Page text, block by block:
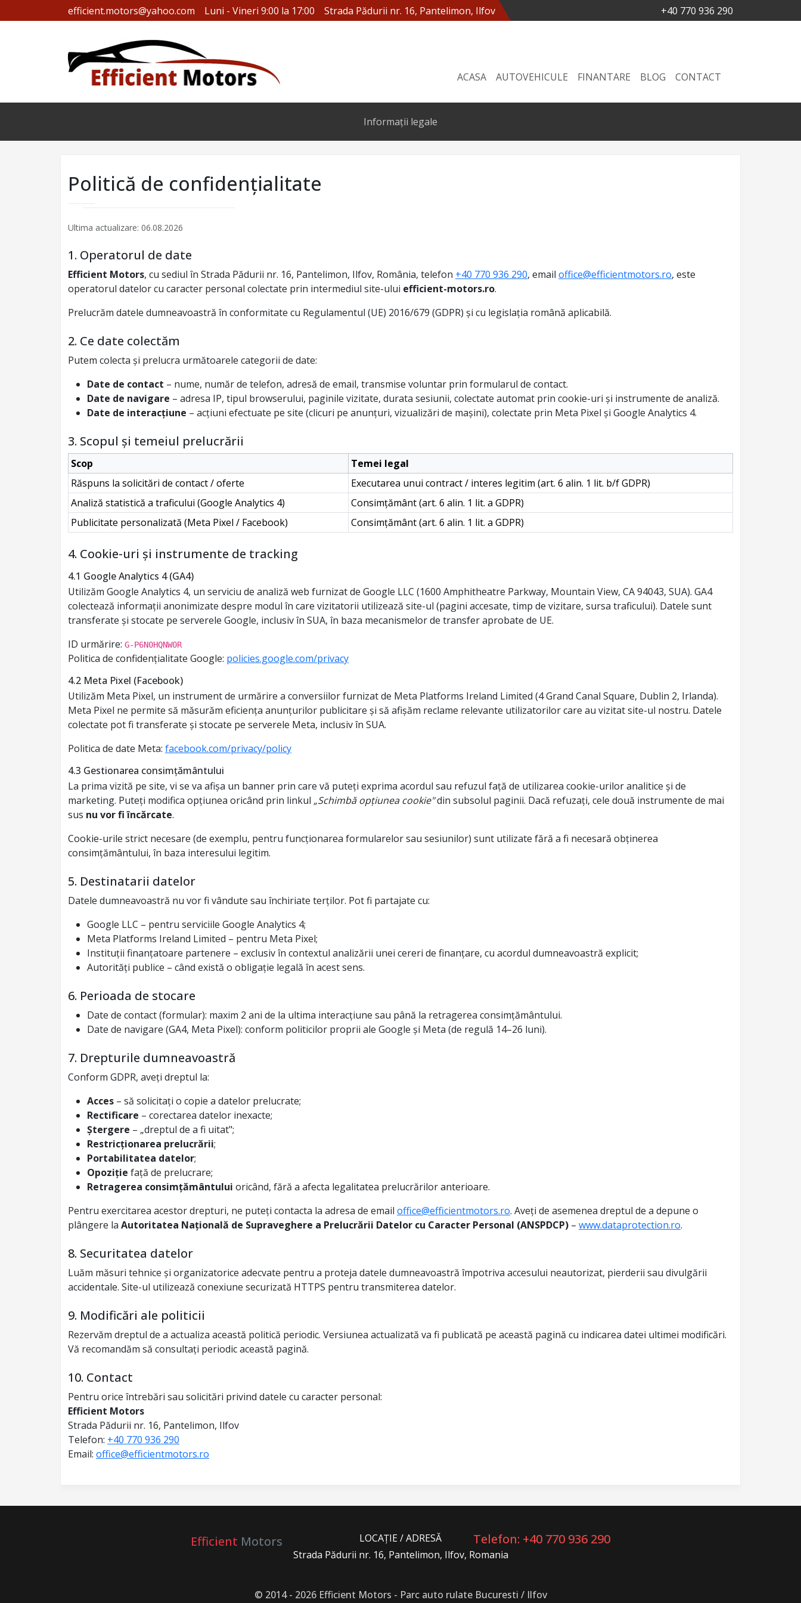
efficient.motors@yahoo.com Luni - Vineri 9:00 la 17:00 Strada Pădurii nr. 16, Pantelimon, Ilfov +40 770 936 290
ACASA AUTOVEHICULE FINANTARE BLOG CONTACT
Informații legale
Politică de confidențialitate
Ultima actualizare: 06.08.2026
1. Operatorul de date
Efficient Motors, cu sediul în Strada Pădurii nr. 16, Pantelimon, Ilfov, România, telefon +40 770 936 290, email office@efficientmotors.ro, este
operatorul datelor cu caracter personal colectate prin intermediul site-ului efficient-motors.ro.
Prelucrăm datele dumneavoastră în conformitate cu Regulamentul (UE) 2016/679 (GDPR) și cu legislația română aplicabilă.
2. Ce date colectăm
Putem colecta și prelucra următoarele categorii de date:
Date de contact – nume, număr de telefon, adresă de email, transmise voluntar prin formularul de contact.
Date de navigare – adresa IP, tipul browserului, paginile vizitate, durata sesiunii, colectate automat prin cookie-uri și instrumente de analiză.
Date de interacțiune – acțiuni efectuate pe site (clicuri pe anunțuri, vizualizări de mașini), colectate prin Meta Pixel și Google Analytics 4.
3. Scopul și temeiul prelucrării
Scop
Temei legal
Răspuns la solicitări de contact / oferte
Executarea unui contract / interes legitim (art. 6 alin. 1 lit. b/f GDPR)
Analiză statistică a traficului (Google Analytics 4)
Consimțământ (art. 6 alin. 1 lit. a GDPR)
Publicitate personalizată (Meta Pixel / Facebook)
Consimțământ (art. 6 alin. 1 lit. a GDPR)
4. Cookie-uri și instrumente de tracking
4.1 Google Analytics 4 (GA4)
Utilizăm Google Analytics 4, un serviciu de analiză web furnizat de Google LLC (1600 Amphitheatre Parkway, Mountain View, CA 94043, SUA). GA4
colectează informații anonimizate despre modul în care vizitatorii utilizează site-ul (pagini accesate, timp de vizitare, sursa traficului). Datele sunt
transferate și stocate pe serverele Google, inclusiv în SUA, în baza mecanismelor de transfer aprobate de UE.
ID urmărire: G-P6N0HQNW0R
Politica de confidențialitate Google: policies.google.com/privacy
4.2 Meta Pixel (Facebook)
Utilizăm Meta Pixel, un instrument de urmărire a conversiilor furnizat de Meta Platforms Ireland Limited (4 Grand Canal Square, Dublin 2, Irlanda).
Meta Pixel ne permite să măsurăm eficiența anunțurilor publicitare și să afișăm reclame relevante utilizatorilor care au vizitat site-ul nostru. Datele
colectate pot fi transferate și stocate pe serverele Meta, inclusiv în SUA.
Politica de date Meta: facebook.com/privacy/policy
4.3 Gestionarea consimțământului
La prima vizită pe site, vi se va afișa un banner prin care vă puteți exprima acordul sau refuzul față de utilizarea cookie-urilor analitice și de
marketing. Puteți modifica opțiunea oricând prin linkul „Schimbă opțiunea cookie"din subsolul paginii. Dacă refuzați, cele două instrumente de mai
sus nu vor fi încărcate.
Cookie-urile strict necesare (de exemplu, pentru funcționarea formularelor sau sesiunilor) sunt utilizate fără a fi necesară obținerea
consimțământului, în baza interesului legitim.
5. Destinatarii datelor
Datele dumneavoastră nu vor fi vândute sau închiriate terților. Pot fi partajate cu:
Google LLC – pentru serviciile Google Analytics 4;
Meta Platforms Ireland Limited – pentru Meta Pixel;
Instituții finanțatoare partenere – exclusiv în contextul analizării unei cereri de finanțare, cu acordul dumneavoastră explicit;
Autorități publice – când există o obligație legală în acest sens.
6. Perioada de stocare
Date de contact (formular): maxim 2 ani de la ultima interacțiune sau până la retragerea consimțământului.
Date de navigare (GA4, Meta Pixel): conform politicilor proprii ale Google și Meta (de regulă 14–26 luni).
7. Drepturile dumneavoastră
Conform GDPR, aveți dreptul la:
Acces – să solicitați o copie a datelor prelucrate;
Rectificare – corectarea datelor inexacte;
Ștergere – „dreptul de a fi uitat";
Restricționarea prelucrării;
Portabilitatea datelor;
Opoziție față de prelucrare;
Retragerea consimțământului oricând, fără a afecta legalitatea prelucrărilor anterioare.
Pentru exercitarea acestor drepturi, ne puteți contacta la adresa de email office@efficientmotors.ro. Aveți de asemenea dreptul de a depune o
plângere la Autoritatea Națională de Supraveghere a Prelucrării Datelor cu Caracter Personal (ANSPDCP) – www.dataprotection.ro.
8. Securitatea datelor
Luăm măsuri tehnice și organizatorice adecvate pentru a proteja datele dumneavoastră împotriva accesului neautorizat, pierderii sau divulgării
accidentale. Site-ul utilizează conexiune securizată HTTPS pentru transmiterea datelor.
9. Modificări ale politicii
Rezervăm dreptul de a actualiza această politică periodic. Versiunea actualizată va fi publicată pe această pagină cu indicarea datei ultimei modificări.
Vă recomandăm să consultați periodic această pagină.
10. Contact
Pentru orice întrebări sau solicitări privind datele cu caracter personal:
Efficient Motors
Strada Pădurii nr. 16, Pantelimon, Ilfov
Telefon: +40 770 936 290
Email: office@efficientmotors.ro
Efficient Motors
LOCAȚIE / ADRESĂ
Strada Pădurii nr. 16, Pantelimon, Ilfov, Romania
Telefon: +40 770 936 290
© 2014 - 2026 Efficient Motors - Parc auto rulate Bucuresti / Ilfov